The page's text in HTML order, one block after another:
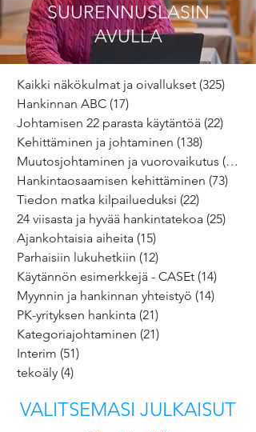
SUURENNUSLASIN
AVULLA
Kaikki näkökulmat ja oivallukset (325)
Hankinnan ABC (17)
Johtamisen 22 parasta käytäntöä (22)
Kehittäminen ja johtaminen (138)
Muutosjohtaminen ja vuorovaikutus (64)
Hankintaosaamisen kehittäminen (73)
Tiedon matka kilpailueduksi (22)
24 viisasta ja hyvää hankintatekoa (25)
Ajankohtaisia aiheita (15)
Parhaisiin lukuhetkiin (12)
Käytännön esimerkkejä - CASEt (14)
Myynnin ja hankinnan yhteistyö (14)
PK-yrityksen hankinta (21)
Kategoriajohtaminen (21)
Interim (51)
tekoäly (4)
VALITSEMASI JULKAISUT